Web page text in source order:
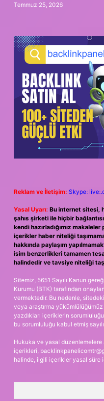
Temmuz 25, 2026
Reklam ve İletişim: Skype:
Yasal Uyarı: Bu internet sitesi,
şahıs şirketi ile hiçbir
kendi hazırladığımız
içerikler haber niteliği
hakkında paylaşım
isim benzerlikleri tamamen
halindedir ve tavsiye niteliği
Sitemiz, 5651 Sayılı Kanun
Kurumu (BTK) tarafından
vermektedir. Bu nedenle,
veya araştırma
yazdıkları içeriklerin
bu sorumluluğu kabul etmiş
Hukuka ve yasal düzenlemelere
içerikleri,
halinde, ilgili içerikler yasal süre